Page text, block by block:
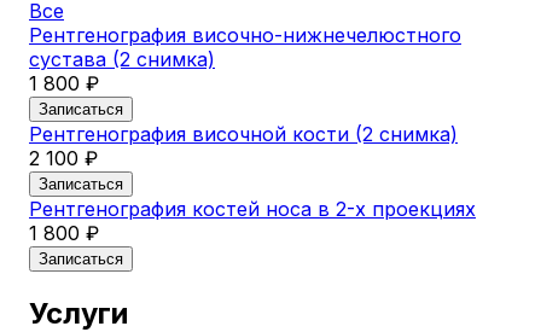
Все
Рентгенография височно-нижнечелюстного
сустава (2 снимка)
1 800 ₽
Записаться
Рентгенография височной кости (2 снимка)
2 100 ₽
Записаться
Рентгенография костей носа в 2-х проекциях
1 800 ₽
Записаться
Услуги